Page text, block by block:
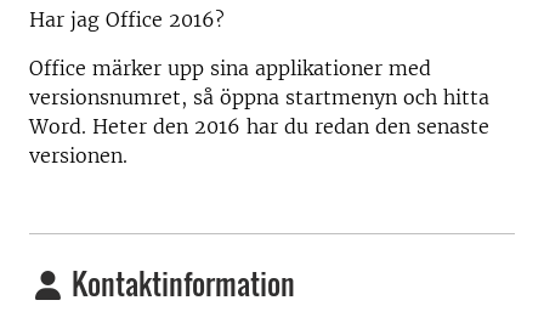
Har jag Office 2016?
Office märker upp sina applikationer med
versionsnumret, så öppna startmenyn och hitta
Word. Heter den 2016 har du redan den senaste
versionen.
Kontaktinformation